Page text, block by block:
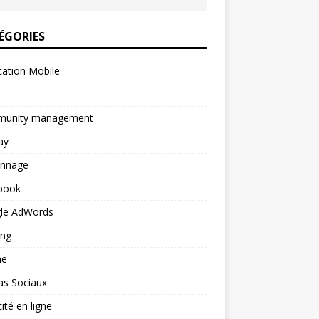
Mobile
management
AdWords
Sociaux
en ligne